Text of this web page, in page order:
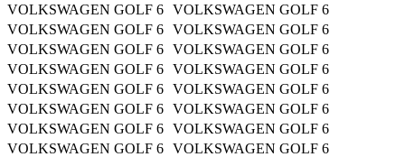
VOLKSWAGEN GOLF 6 VOLKSWAGEN GOLF 6
VOLKSWAGEN GOLF 6 VOLKSWAGEN GOLF 6
VOLKSWAGEN GOLF 6 VOLKSWAGEN GOLF 6
VOLKSWAGEN GOLF 6 VOLKSWAGEN GOLF 6
VOLKSWAGEN GOLF 6 VOLKSWAGEN GOLF 6
VOLKSWAGEN GOLF 6 VOLKSWAGEN GOLF 6
VOLKSWAGEN GOLF 6 VOLKSWAGEN GOLF 6
VOLKSWAGEN GOLF 6 VOLKSWAGEN GOLF 6